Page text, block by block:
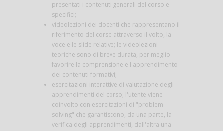
presentati i contenuti generali del corso e
specifici;
videolezioni dei docenti che rappresentano il
riferimento del corso attraverso il volto, la
voce e le slide relative; le videolezioni
teoriche sono di breve durata, per meglio
favorire la comprensione e l'apprendimento
dei contenuti formativi;
esercitazioni interattive di valutazione degli
apprendimenti del corso; l'utente viene
coinvolto con esercitazioni di "problem
solving" che garantiscono, da una parte, la
verifica degli apprendimenti, dall'altra una